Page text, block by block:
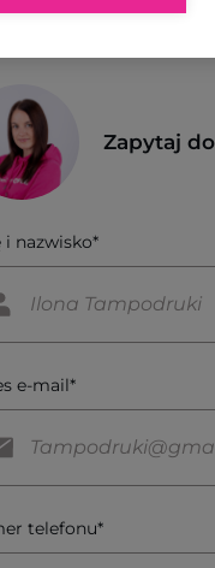
Zapytaj
i nazwisko*
e-mail*
telefonu*